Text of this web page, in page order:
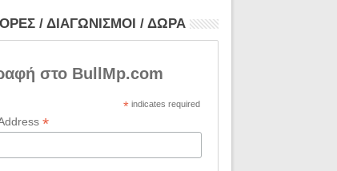
/ ΔΙΑΓΩΝΙΣΜΟΙ / ΔΩΡΑ
στο BullMp.com
* indicates required
*